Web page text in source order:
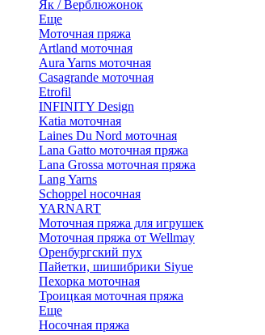
Як / Верблюжонок
Еще
Моточная пряжа
Artland моточная
Aura Yarns моточная
Casagrande моточная
Etrofil
INFINITY Design
Katia моточная
Laines Du Nord моточная
Lana Gatto моточная пряжа
Lana Grossa моточная пряжа
Lang Yarns
Schoppel носочная
YARNART
Моточная пряжа для игрушек
Моточная пряжа от Wellmay
Оренбургский пух
Пайетки, шишибрики Siyue
Пехорка моточная
Троицкая моточная пряжа
Еще
Носочная пряжа